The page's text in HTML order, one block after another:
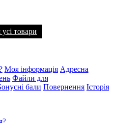
товари
Моя інформація Адресна
Файли для
бали Повернення Історія